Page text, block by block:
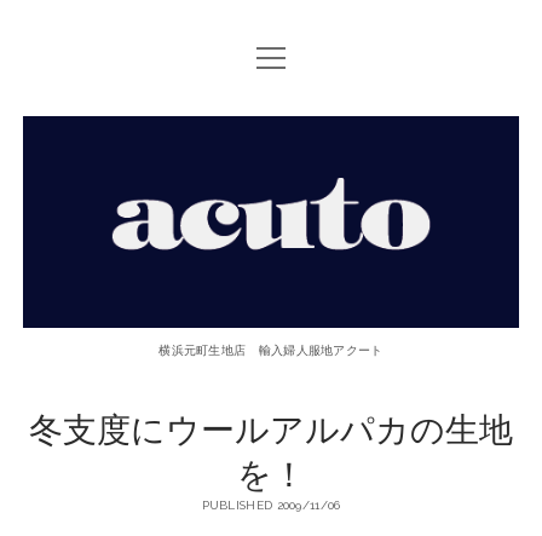
TOP PAGE
ACUTOについて
open
menu
元
生
横浜元町生地店 輸入婦人服地アクート
冬支度にウールアルパカの生地
を！
PUBLISHED 2009/11/06